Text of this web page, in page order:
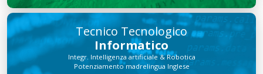
Tecnico Tecnologico
Informatico
Integr. Intelligenza artificiale & Robotica
Potenziamento madrelingua Inglese